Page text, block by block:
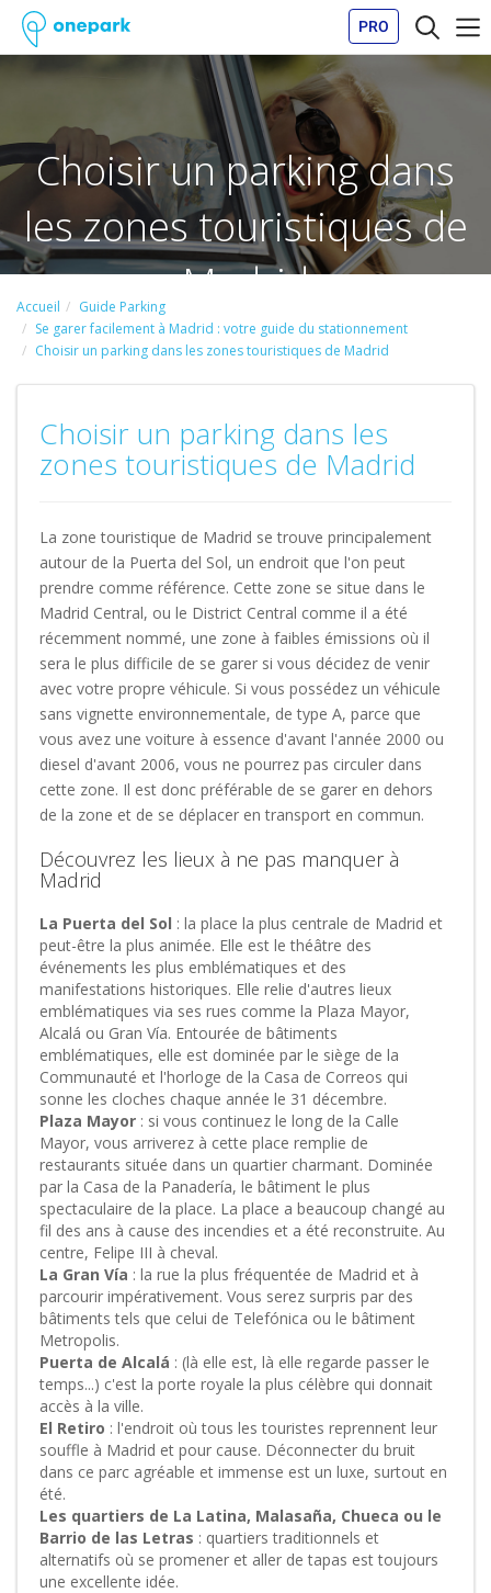
PRO
Choisir un parking dans
les zones touristiques de
Madrid
Accueil
Guide Parking
Se garer facilement à Madrid : votre guide du stationnement
Choisir un parking dans les zones touristiques de Madrid
Choisir un parking dans les
zones touristiques de Madrid
La zone touristique de Madrid se trouve principalement
autour de la Puerta del Sol, un endroit que l'on peut
prendre comme référence. Cette zone se situe dans le
Madrid Central, ou le District Central comme il a été
récemment nommé, une zone à faibles émissions où il
sera le plus difficile de se garer si vous décidez de venir
avec votre propre véhicule. Si vous possédez un véhicule
sans vignette environnementale, de type A, parce que
vous avez une voiture à essence d'avant l'année 2000 ou
diesel d'avant 2006, vous ne pourrez pas circuler dans
cette zone. Il est donc préférable de se garer en dehors
de la zone et de se déplacer en transport en commun.
Découvrez les lieux à ne pas manquer à
Madrid
La Puerta del Sol : la place la plus centrale de Madrid et
peut-être la plus animée. Elle est le théâtre des
événements les plus emblématiques et des
manifestations historiques. Elle relie d'autres lieux
emblématiques via ses rues comme la Plaza Mayor,
Alcalá ou Gran Vía. Entourée de bâtiments
emblématiques, elle est dominée par le siège de la
Communauté et l'horloge de la Casa de Correos qui
sonne les cloches chaque année le 31 décembre.
Plaza Mayor : si vous continuez le long de la Calle
Mayor, vous arriverez à cette place remplie de
restaurants située dans un quartier charmant. Dominée
par la Casa de la Panadería, le bâtiment le plus
spectaculaire de la place. La place a beaucoup changé au
fil des ans à cause des incendies et a été reconstruite. Au
centre, Felipe III à cheval.
La Gran Vía : la rue la plus fréquentée de Madrid et à
parcourir impérativement. Vous serez surpris par des
bâtiments tels que celui de Telefónica ou le bâtiment
Metropolis.
Puerta de Alcalá : (là elle est, là elle regarde passer le
temps...) c'est la porte royale la plus célèbre qui donnait
accès à la ville.
El Retiro : l'endroit où tous les touristes reprennent leur
souffle à Madrid et pour cause. Déconnecter du bruit
dans ce parc agréable et immense est un luxe, surtout en
été.
Les quartiers de La Latina, Malasaña, Chueca ou le
Barrio de las Letras : quartiers traditionnels et
alternatifs où se promener et aller de tapas est toujours
une excellente idée.